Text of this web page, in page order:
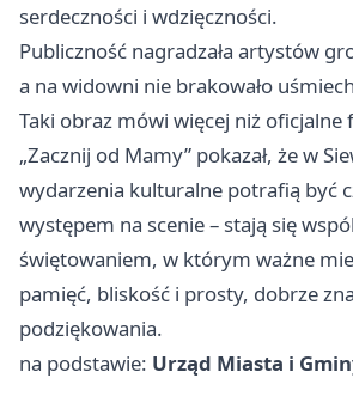
serdeczności i wdzięczności.
Publiczność nagradzała artystów
a na widowni nie brakowało
Taki obraz mówi więcej niż oficjalne
„Zacznij od Mamy” pokazał, że w
wydarzenia kulturalne potrafią być
występem na scenie – stają się
świętowaniem, w którym ważne
pamięć, bliskość i prosty, dobrze
podziękowania.
na podstawie: Urząd Miasta i